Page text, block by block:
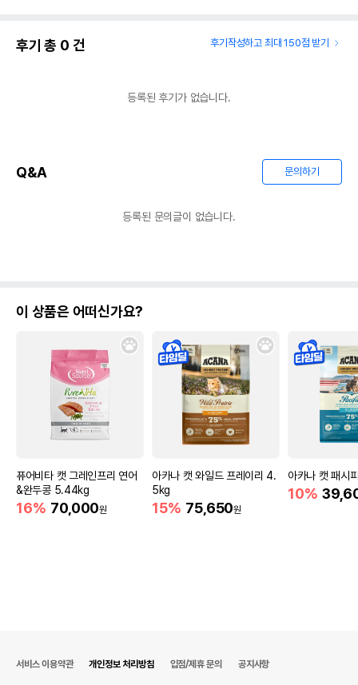
후기 총 0 건 후기작성하고 최대 150점 받기
등록된 후기가 없습니다.
Q&A 문의하기
등록된 문의글이 없습니다.
이 상품은 어떠신가요?
퓨어비타 캣 그레인프리 연어
&완두콩 5.44kg
16% 70,000원
아카나 캣 와일드 프레이리 4.
5kg
15% 75,650원
아카나 캣 패시
10%
서비스 이용약관 개인정보 처리방침 입점/제휴 문의 공지사항